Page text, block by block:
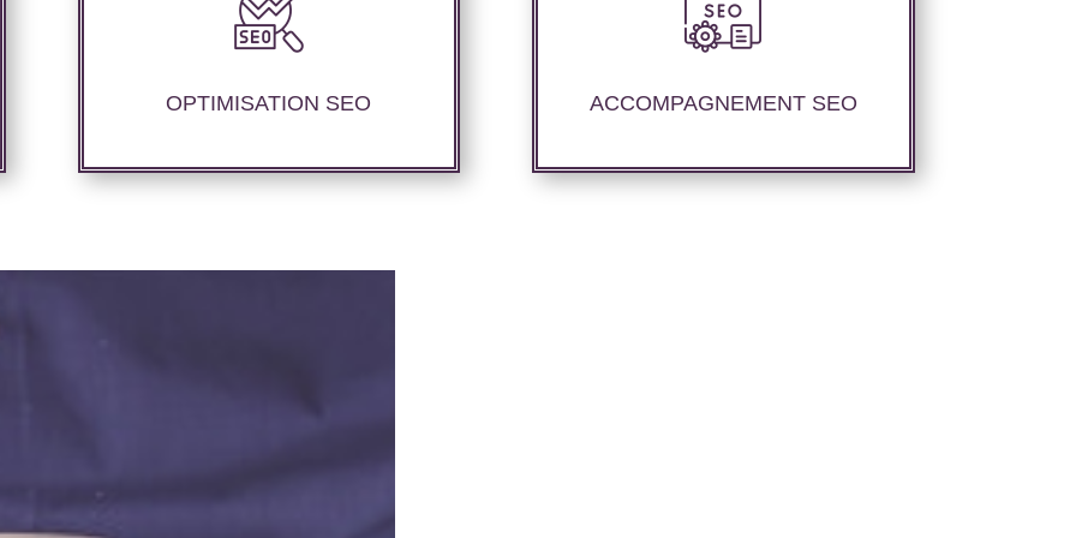
OPTIMISATION SEO
Optimisation au niveau technique du site
internet, ajustement des contenus
performances SEO.
ACCOMPAGNEMENT SEO
Des rapports de suivi de positionnement
détaillé vous permettant d’apprécier la